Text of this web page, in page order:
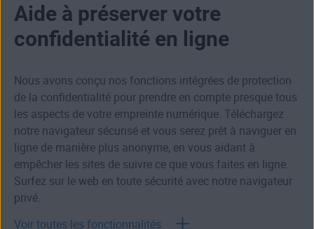
Aide à préserver votre
confidentialité en ligne
Nous avons conçu nos fonctions intégrées de protection
de la confidentialité pour prendre en compte presque tous
les aspects de votre empreinte numérique. Téléchargez
notre navigateur sécurisé et vous serez prêt à naviguer en
ligne de manière plus anonyme, en vous aidant à
empêcher les sites de suivre ce que vous faites en ligne.
Surfez sur le web en toute sécurité avec notre navigateur
privé.
Voir toutes les fonctionnalités